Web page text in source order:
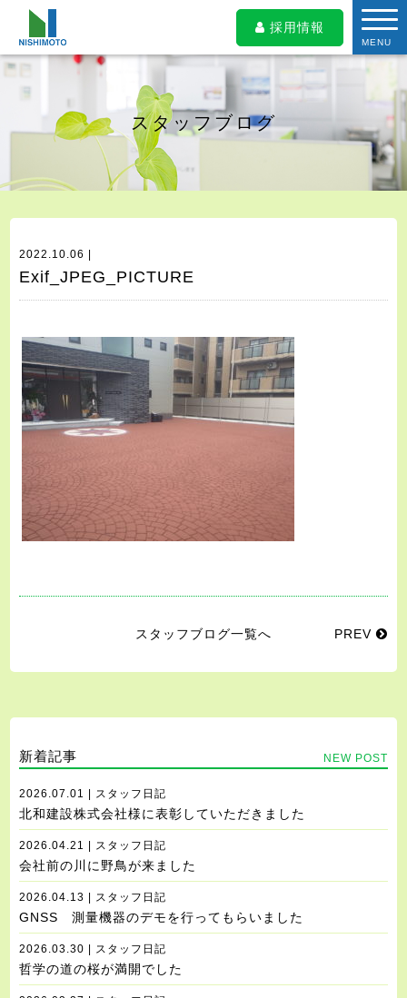
採用情報
MENU
スタッフブログ
2022.10.06 |
Exif_JPEG_PICTURE
スタッフブログ一覧へ PREV
新着記事 NEW POST
2026.07.01 | スタッフ日記
北和建設株式会社様に表彰していただきました
2026.04.21 | スタッフ日記
会社前の川に野鳥が来ました
2026.04.13 | スタッフ日記
GNSS 測量機器のデモを行ってもらいました
2026.03.30 | スタッフ日記
哲学の道の桜が満開でした